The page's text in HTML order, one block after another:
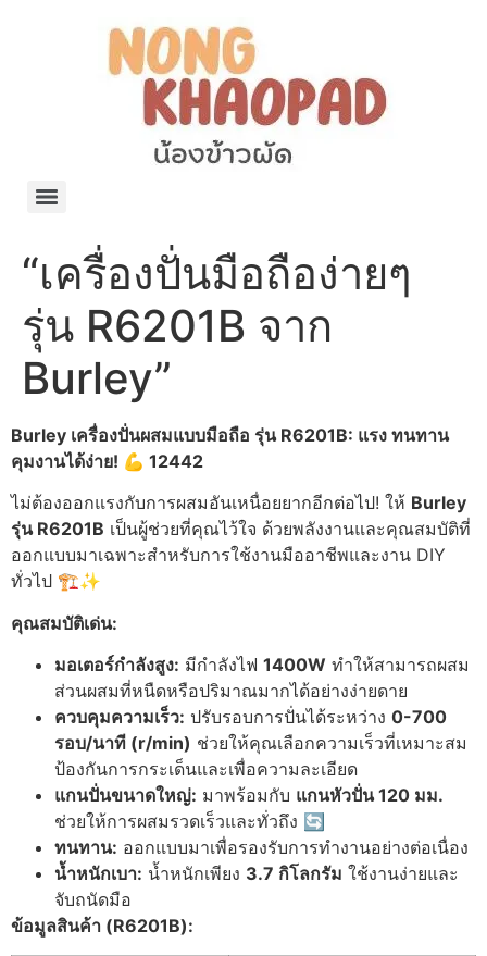
“เครื่องปั่นมือถือง่ายๆ
รุ่น R6201B จาก
Burley”
Burley เครื่องปั่นผสมแบบมือถือ รุ่น R6201B: แรง ทนทาน
คุมงานได้ง่าย! 💪 12442
ไม่ต้องออกแรงกับการผสมอันเหนื่อยยากอีกต่อไป! ให้ Burley
รุ่น R6201B เป็นผู้ช่วยที่คุณไว้ใจ ด้วยพลังงานและคุณสมบัติที่
ออกแบบมาเฉพาะสำหรับการใช้งานมืออาชีพและงาน DIY
ทั่วไป 🏗️✨
คุณสมบัติเด่น:
มอเตอร์กำลังสูง: มีกำลังไฟ 1400W ทำให้สามารถผสม
ส่วนผสมที่หนืดหรือปริมาณมากได้อย่างง่ายดาย
ควบคุมความเร็ว: ปรับรอบการปั่นได้ระหว่าง 0-700
รอบ/นาที (r/min) ช่วยให้คุณเลือกความเร็วที่เหมาะสม
ป้องกันการกระเด็นและเพื่อความละเอียด
แกนปั่นขนาดใหญ่: มาพร้อมกับ แกนหัวปั่น 120 มม.
ช่วยให้การผสมรวดเร็วและทั่วถึง 🔄
ทนทาน: ออกแบบมาเพื่อรองรับการทำงานอย่างต่อเนื่อง
น้ำหนักเบา: น้ำหนักเพียง 3.7 กิโลกรัม ใช้งานง่ายและ
จับถนัดมือ
ข้อมูลสินค้า (R6201B):